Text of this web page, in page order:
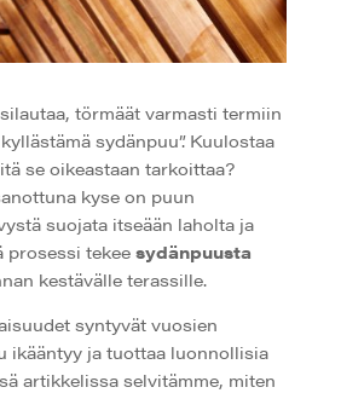
törmäät varmasti termiin
sydänpuu”. Kuulostaa
se oikeastaan tarkoittaa?
kyse on puun
suojata itseään laholta ja
prosessi tekee sydänpuusta
kestävälle terassille.
syntyvät vuosien
ikääntyy ja tuottaa luonnollisia
artikkelissa selvitämme, miten